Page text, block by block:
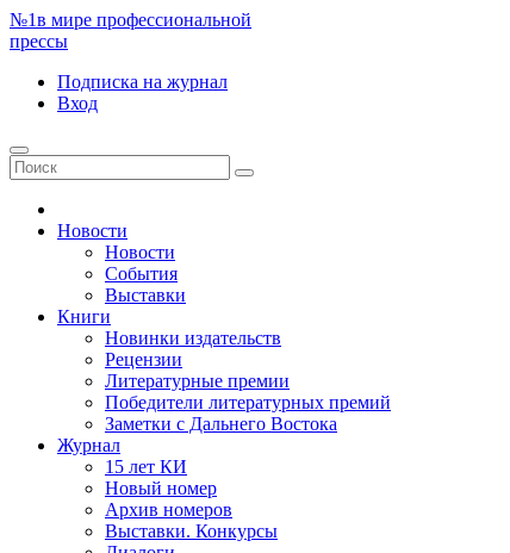
№1в мире профессиональной
прессы
Подписка на журнал
Вход
Новости
Новости
События
Выставки
Книги
Новинки издательств
Рецензии
Литературные премии
Победители литературных премий
Заметки с Дальнего Востока
Журнал
15 лет КИ
Новый номер
Архив номеров
Выставки. Конкурсы